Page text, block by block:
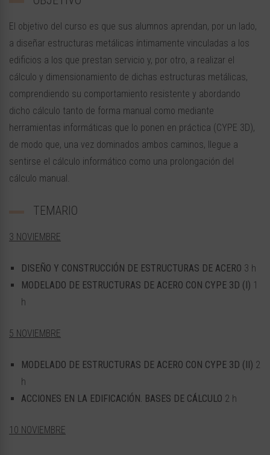
El objetivo del curso es que sus alumnos aprendan, por un lado,
a diseñar estructuras metálicas íntimamente vinculadas a los
edificios a los que prestan servicio y, por otro, a realizar el
cálculo y dimensionamiento de dichas estructuras metálicas,
comprendiendo su comportamiento resistente y abordando
dicho cálculo tanto de forma manual como mediante
herramientas informáticas que lo ponen en práctica (CYPE 3D),
de modo que, una vez dominados ambos caminos, llegue a
sentirse el cálculo informático como una prolongación del
cálculo manual.
TEMARIO
3 NOVIEMBRE
DISEÑO Y CONSTRUCCIÓN DE ESTRUCTURAS DE ACERO 3 h
MODELADO DE ESTRUCTURAS DE ACERO CON CYPE 3D (I) 1
h
5 NOVIEMBRE
MODELADO DE ESTRUCTURAS DE ACERO CON CYPE 3D (II) 2
h
ACCIONES EN LA EDIFICACIÓN. BASES DE CÁLCULO 2 h
10 NOVIEMBRE